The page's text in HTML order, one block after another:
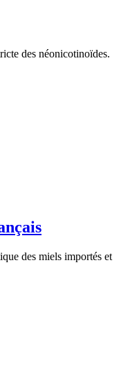
des néonicotinoïdes.
des miels importés et